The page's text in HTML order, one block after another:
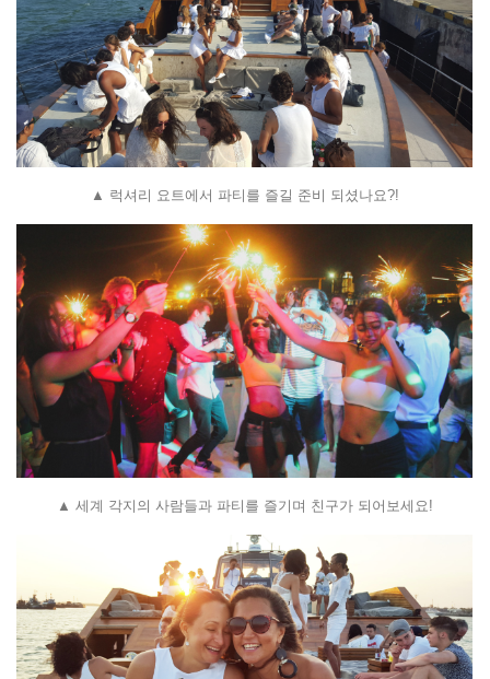
▲ 럭셔리 요트에서 파티를 즐길 준비 되셨나요?!
▲ 세계 각지의 사람들과 파티를 즐기며 친구가 되어보세요!